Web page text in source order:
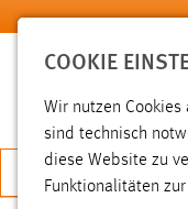
Zum Hauptinhalt springen
COOKIE
Wir nutzen Cookies
sind technisch
diese Website zu
Funktionalitäten